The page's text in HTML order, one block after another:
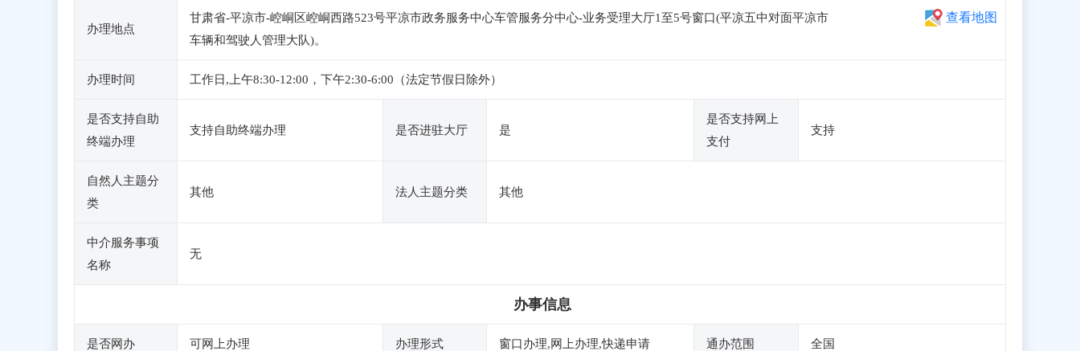
办理地点
甘肃省-平凉市-崆峒区崆峒西路523号平凉市政务服务中心车管服务分中心-业务受理大厅1至5号窗口(平凉五中对面平凉市
车辆和驾驶人管理大队)。
查看地图
办理时间 工作日,上午8:30-12:00，下午2:30-6:00（法定节假日除外）
是否支持自助
终端办理
支持自助终端办理 是否进驻大厅 是
是否支持网上
支付
支持
自然人主题分
类
其他 法人主题分类 其他
中介服务事项
名称
无
办事信息
是否网办 可网上办理 办理形式 窗口办理,网上办理,快递申请 通办范围 全国